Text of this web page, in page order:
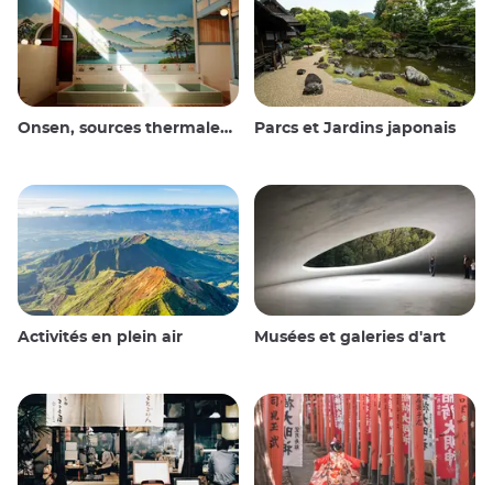
Onsen, sources thermales et bains publics Parcs et Jardins japonais
Activités en plein air Musées et galeries d'art